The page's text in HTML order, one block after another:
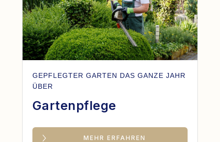
GEPFLEGTER GARTEN DAS GANZE JAHR
ÜBER
Gartenpflege
MEHR ERFAHREN